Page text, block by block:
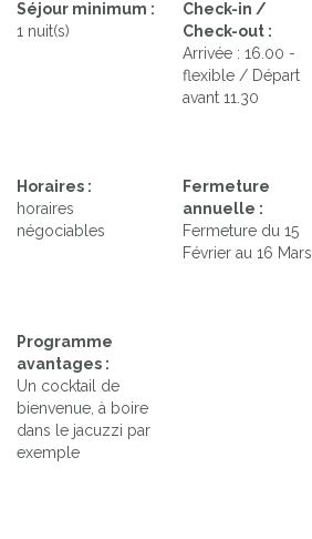
Séjour minimum :
1 nuit(s)
Check-in /
Check-out :
Arrivée : 16.00 -
flexible / Départ
avant 11.30
Horaires :
horaires
négociables
Fermeture
annuelle :
Fermeture du 15
Février au 16 Mars
Programme
avantages :
Un cocktail de
bienvenue, à boire
dans le jacuzzi par
exemple